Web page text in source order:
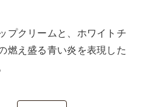
プクリームと、ホワイトチ
燃え盛る青い炎を表現した